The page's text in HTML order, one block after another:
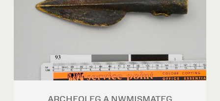
ARCHEOLEG A NWMISMATEG